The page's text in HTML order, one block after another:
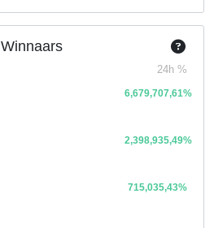
Winnaars
24h %
6,679,707,61%
2,398,935,49%
715,035,43%